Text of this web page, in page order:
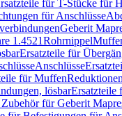
für T-Stücke für
für Anschlüsse
Geberit
1.4521Rohrnippel
Ersatzteile für
Anschlüsse
für MuffenReduktionen
lösbarErsatzteile
für Geberit